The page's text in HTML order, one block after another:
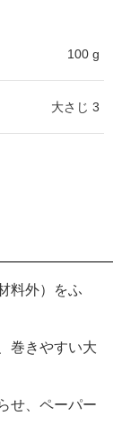
100 g
大さじ 3
料外）をふ
巻きやすい大
せ、ペーパー